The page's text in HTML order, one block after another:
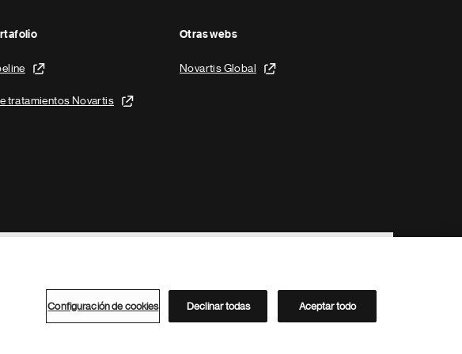
tratamientos Novartis
Otras webs
Novartis Global
Directorio de Novartis
Configuración de cookies Declinar todas Aceptar todo